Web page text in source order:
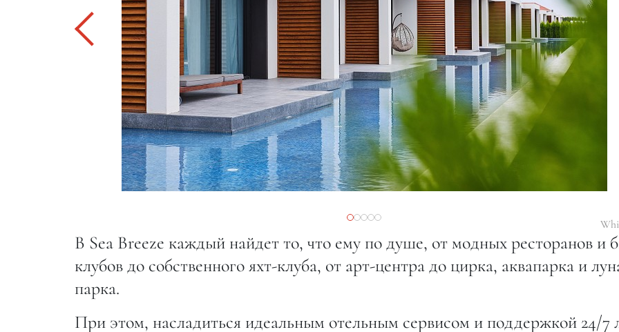
В Sea Breeze каждый найдет то, что ему по душе, от модных ресторанов и
клубов до собственного яхт-клуба, от арт-центра до цирка, аквапарка и
парка.
При этом, насладиться идеальным отельным сервисом и поддержкой 24/7